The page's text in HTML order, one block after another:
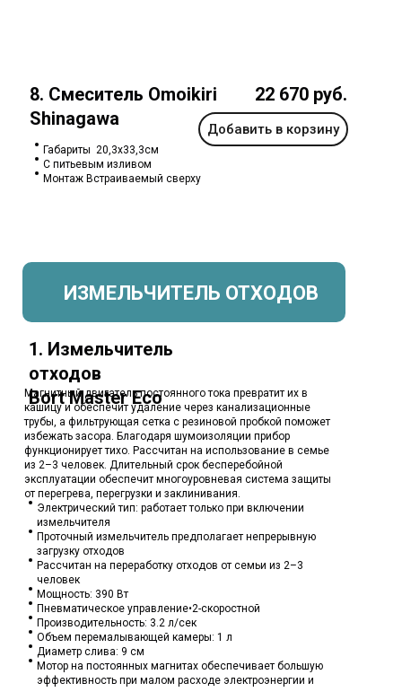
Добавить в корзину
22 670 руб.
Габариты 20,3х33,3см
С питьевым изливом
Монтаж Встраиваемый сверху
8. Смеситель Omoikiri
Shinagawa
Магнитный двигатель постоянного тока превратит их в
кашицу и обеспечит удаление через канализационные
трубы, а фильтрующая сетка с резиновой пробкой поможет
избежать засора. Благодаря шумоизоляции прибор
функционирует тихо. Рассчитан на использование в семье
из 2–3 человек. Длительный срок бесперебойной
эксплуатации обеспечит многоуровневая система защиты
от перегрева, перегрузки и заклинивания.
Электрический тип: работает только при включении
измельчителя
Проточный измельчитель предполагает непрерывную
загрузку отходов
Рассчитан на переработку отходов от семьи из 2–3
человек
Мощность: 390 Вт
Пневматическое управление•2-скоростной
Производительность: 3.2 л/сек
Объем перемалывающей камеры: 1 л
Диаметр слива: 9 см
Мотор на постоянных магнитах обеспечивает большую
эффективность при малом расходе электроэнергии и
1. Измельчитель
отходов
Bort Master Eco
ИЗМЕЛЬЧИТЕЛЬ ОТХОДОВ